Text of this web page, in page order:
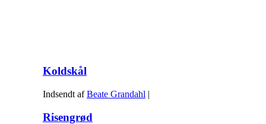
Koldskål
Indsendt afBeate Grandahl |
Risengrød